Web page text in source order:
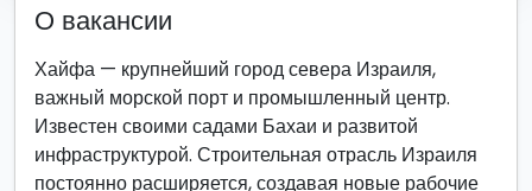
О вакансии
Хайфа — крупнейший город севера Израиля,
важный морской порт и промышленный центр.
Известен своими садами Бахаи и развитой
инфраструктурой. Строительная отрасль Израиля
постоянно расширяется, создавая новые рабочие